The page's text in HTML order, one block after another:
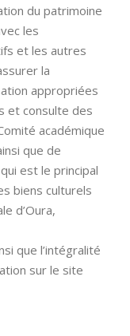
du patrimoine
les
et les autres
la
appropriées
et consulte des
académique
que de
est le principal
biens culturels
d’Oura,
que l’intégralité
sur le site